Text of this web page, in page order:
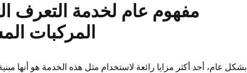
مفهوم عام لخدمة التعرف
المركبات
بشكل عام، أحد أكثر مزايا رائعة لاستخدام مثل هذه الخدمة هو أنها